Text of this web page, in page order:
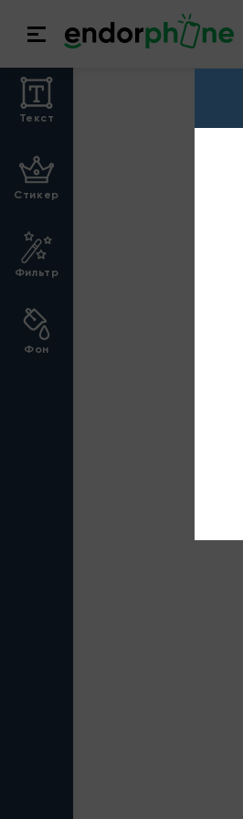
Текст
Стикер
Фильтр
Фон